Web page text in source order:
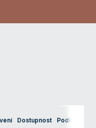
Dostupnost Podlaží